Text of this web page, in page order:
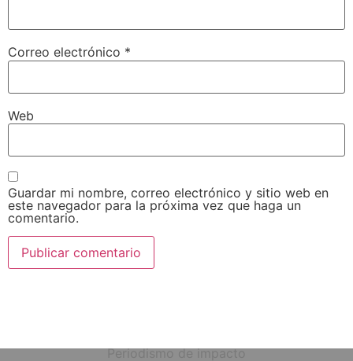
Correo electrónico *
Web
Guardar mi nombre, correo electrónico y sitio web en
este navegador para la próxima vez que haga un
comentario.
Periodismo de impacto